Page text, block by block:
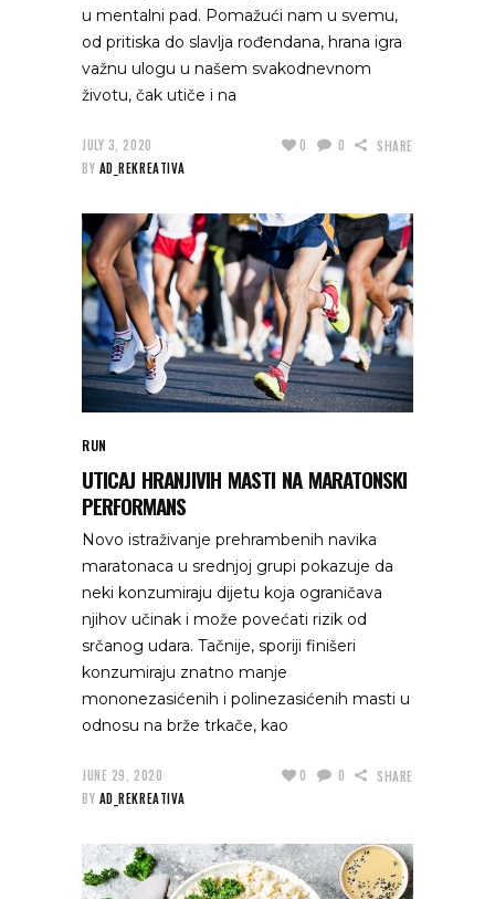
u mentalni pad. Pomažući nam u svemu,
od pritiska do slavlja rođendana, hrana igra
važnu ulogu u našem svakodnevnom
životu, čak utiče i na
JULY 3, 2020
BY AD_REKREATIVA
0 0 SHARE
RUN
UTICAJ HRANJIVIH MASTI NA MARATONSKI
PERFORMANS
Novo istraživanje prehrambenih navika
maratonaca u srednjoj grupi pokazuje da
neki konzumiraju dijetu koja ograničava
njihov učinak i može povećati rizik od
srčanog udara. Tačnije, sporiji finišeri
konzumiraju znatno manje
mononezasićenih i polinezasićenih masti u
odnosu na brže trkače, kao
JUNE 29, 2020
BY AD_REKREATIVA
0 0 SHARE